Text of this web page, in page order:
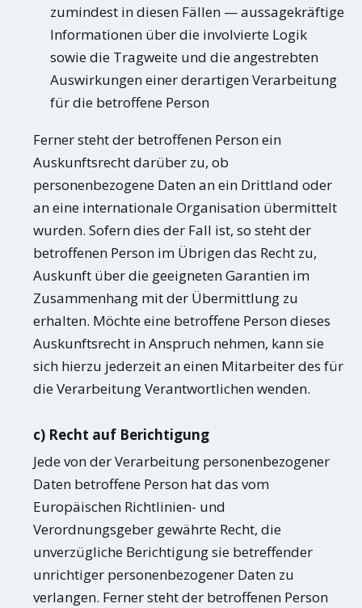
zumindest in diesen Fällen — aussagekräftige
Informationen über die involvierte Logik
sowie die Tragweite und die angestrebten
Auswirkungen einer derartigen Verarbeitung
für die betroffene Person
Ferner steht der betroffenen Person ein
Auskunftsrecht darüber zu, ob
personenbezogene Daten an ein Drittland oder
an eine internationale Organisation übermittelt
wurden. Sofern dies der Fall ist, so steht der
betroffenen Person im Übrigen das Recht zu,
Auskunft über die geeigneten Garantien im
Zusammenhang mit der Übermittlung zu
erhalten. Möchte eine betroffene Person dieses
Auskunftsrecht in Anspruch nehmen, kann sie
sich hierzu jederzeit an einen Mitarbeiter des für
die Verarbeitung Verantwortlichen wenden.
c) Recht auf Berichtigung
Jede von der Verarbeitung personenbezogener
Daten betroffene Person hat das vom
Europäischen Richtlinien- und
Verordnungsgeber gewährte Recht, die
unverzügliche Berichtigung sie betreffender
unrichtiger personenbezogener Daten zu
verlangen. Ferner steht der betroffenen Person